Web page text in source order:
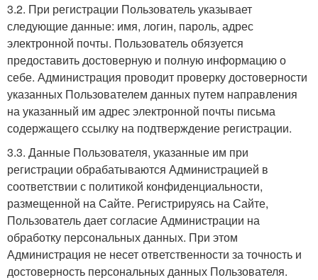
3.2. При регистрации Пользователь указывает
следующие данные: имя, логин, пароль, адрес
электронной почты. Пользователь обязуется
предоставить достоверную и полную информацию о
себе. Администрация проводит проверку достоверности
указанных Пользователем данных путем направления
на указанный им адрес электронной почты письма
содержащего ссылку на подтверждение регистрации.
3.3. Данные Пользователя, указанные им при
регистрации обрабатываются Администрацией в
соответствии с политикой конфиденциальности,
размещенной на Сайте. Регистрируясь на Сайте,
Пользователь дает согласие Администрации на
обработку персональных данных. При этом
Администрация не несет ответственности за точность и
достоверность персональных данных Пользователя.